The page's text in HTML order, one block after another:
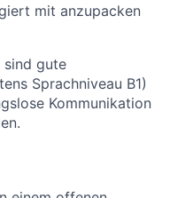
mit anzupacken
sind gute
Sprachniveau B1)
Kommunikation